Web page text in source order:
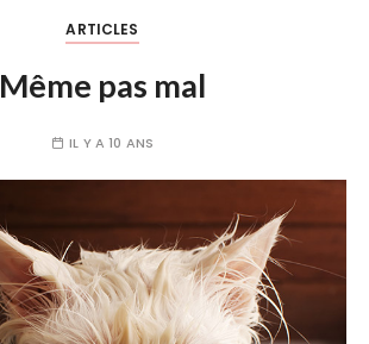
ARTICLES
Même pas mal
IL Y A 10 ANS